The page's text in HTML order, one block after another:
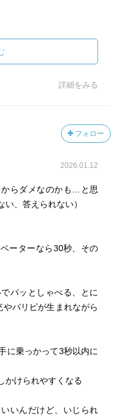
詳細をみる
フォロー
2026.01.12
らダメなのかも…と思
、答えられない）
ーターなら30秒、その
パッとしゃべる、とに
パリピが生まれながら
に乗っかって3秒以内に
かけられやすくなる
いんだけど、いじられ